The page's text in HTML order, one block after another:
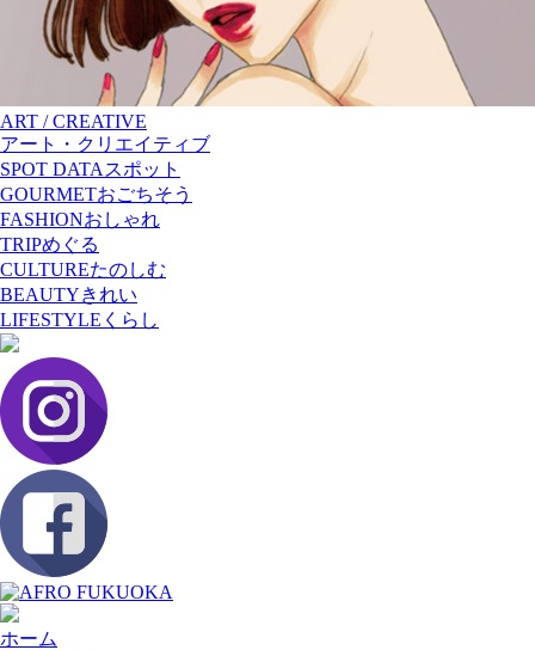
ART / CREATIVE
アート・クリエイティブ
SPOT DATA スポット
GOURMETおごちそう
FASHIONおしゃれ
TRIPめぐる
CULTUREたのしむ
BEAUTYきれい
LIFESTYLE くらし
ホーム